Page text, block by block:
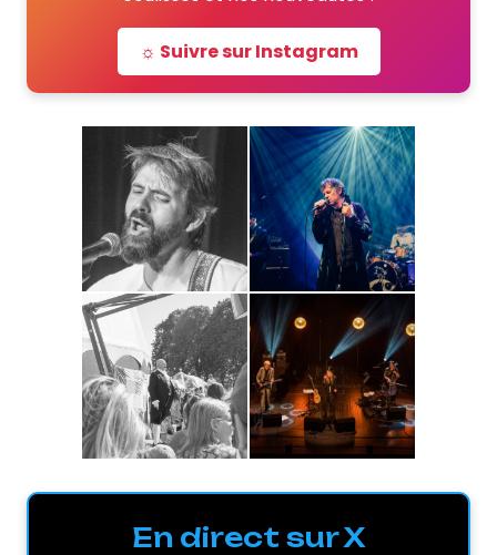
☼ Suivre sur Instagram
En direct sur X